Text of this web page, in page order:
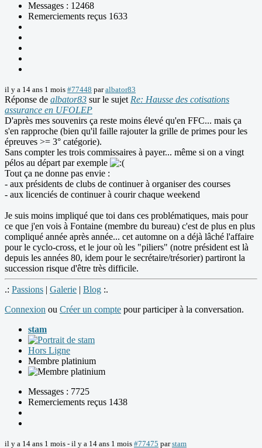
Messages : 12468
Remerciements reçus 1633
il y a 14 ans 1 mois #77448 paralbator83
Réponse de albator83 sur le sujet Re: Hausse des cotisations
assurance en UFOLEP
D'après mes souvenirs ça reste moins élevé qu'en FFC... mais ça
s'en rapproche (bien qu'il faille rajouter la grille de primes pour les
épreuves >= 3° catégorie).
Sans compter les trois commissaires à payer... même si on a vingt
pélos au départ par exemple
Tout ça ne donne pas envie :
- aux présidents de clubs de continuer à organiser des courses
- aux licenciés de continuer à courir chaque weekend
Je suis moins impliqué que toi dans ces problématiques, mais pour
ce que j'en vois à Fontaine (membre du bureau) c'est de plus en plus
compliqué année après année... cet automne on a déjà lâché l'affaire
pour le cyclo-cross, et le jour où les "piliers" (notre président est là
depuis les années 80, idem pour le secrétaire/trésorier) partiront la
succession risque d'être très difficile.
.: Passions | Galerie | Blog :.
Connexion ou Créer un compte pour participer à la conversation.
stam
Hors Ligne
Membre platinium
Messages : 7725
Remerciements reçus 1438
il y a 14 ans 1 mois - il y a 14 ans 1 mois #77475 parstam